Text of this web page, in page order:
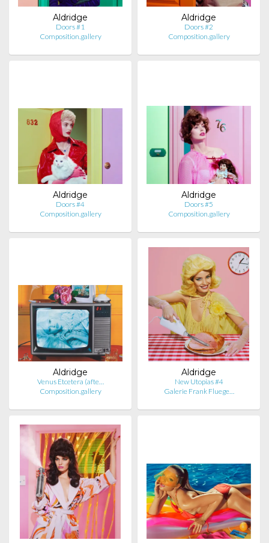
Aldridge
Doors #1
Composition.gallery
Aldridge
Doors #2
Composition.gallery
Aldridge
Doors #4
Composition.gallery
Aldridge
Doors #5
Composition.gallery
Aldridge
Venus Etcetera (afte…
Composition.gallery
Aldridge
New Utopias #4
Galerie Frank Fluege…